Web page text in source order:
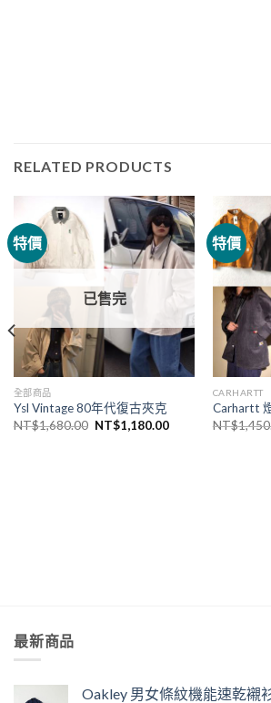
RELATED PRODUCTS
特價
已售完
全部商品
Ysl Vintage 80年代復古夾克
NT$1,680.00 NT$1,180.00
特價
CARHARTT
Carhartt
NT$
最新商品
Oakley 男女條紋機能速乾襯